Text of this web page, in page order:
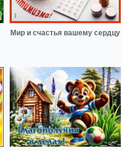
Мир и счастья вашему сердцу